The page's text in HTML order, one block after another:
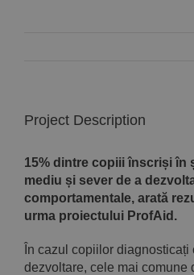
Parteneri
Contact
Project Description
15% dintre copiii înscriși în
mediu și sever de a
comportamentale, arată
urma proiectului ProfAid.
În cazul copiilor diagnosticați
dezvoltare, cele mai comune